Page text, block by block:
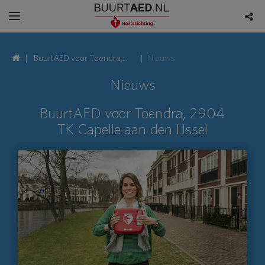
BuurtAED voor Toendra,
2904 TK Capelle aan den
Nieuws
Nieuws
BuurtAED voor Toendra, 2904
TK Capelle aan den IJssel